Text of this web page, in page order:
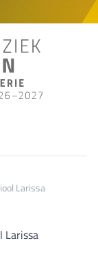
Larissa
Larissa